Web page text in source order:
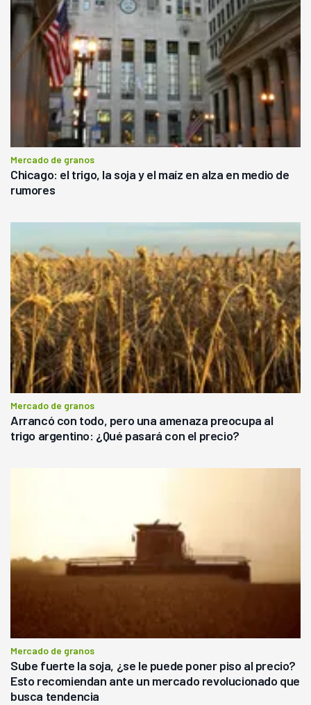
Mercado de granos
Chicago: el trigo, la soja y el maíz en alza en medio de
rumores
Mercado de granos
Arrancó con todo, pero una amenaza preocupa al
trigo argentino: ¿Qué pasará con el precio?
Mercado de granos
Sube fuerte la soja, ¿se le puede poner piso al precio?
Esto recomiendan ante un mercado revolucionado que
busca tendencia